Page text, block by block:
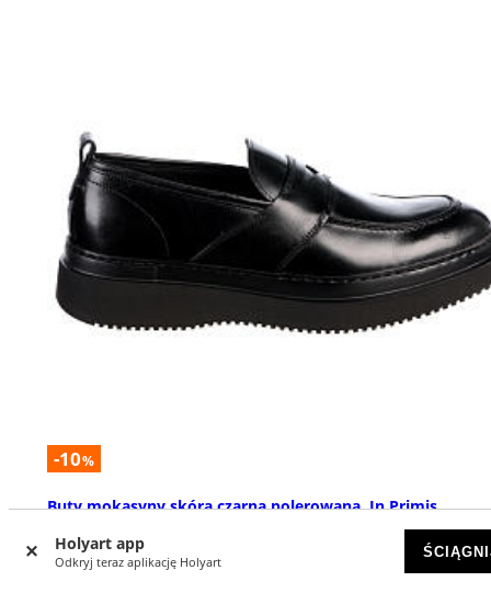
Holyart app
Odkryj teraz aplikację Holyart
-10%
Buty mokasyny skóra czarna polerowana, In Primis
DOSTĘPNY